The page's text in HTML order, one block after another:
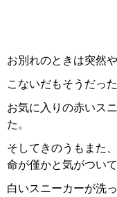
お別れのときは突然や
こないだもそうだった
お気に入りの赤いス
た。
そしてきのうもまた
命が僅かと気がついて
白いスニーカーが洗